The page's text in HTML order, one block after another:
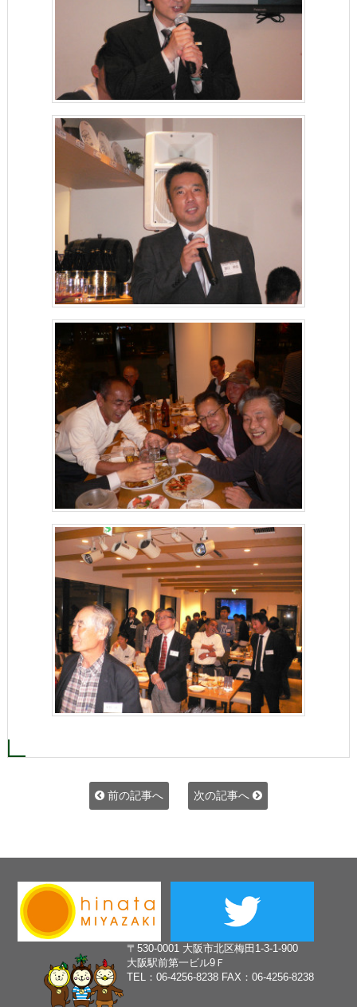
前の記事へ 次の記事へ
〒530‐0001 大阪市北区梅田1-3-1-900
大阪駅前第一ビル9Ｆ
TEL：06-4256-8238 FAX：06-4256-8238